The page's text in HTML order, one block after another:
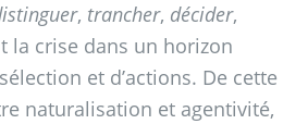
, trancher, décider,
la crise dans un horizon
et d’actions. De cette
naturalisation et agentivité,